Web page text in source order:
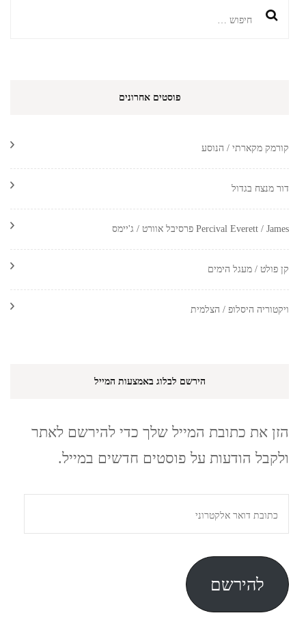
חיפוש:
פוסטים אחרונים
קורמק מקארתי / הנוסע
דור מנצח בגדול
Percival Everett / James פרסיבל אוורט / ג'יימס
קן פולט / מעגל הימים
ויקטוריה היסלופ / הצלמית
הירשם לבלוג באמצעות המייל
הזן את כתובת המייל שלך כדי להירשם לאתר
ולקבל הודעות על פוסטים חדשים במייל.
דואר
אלקטרוני
להירשם